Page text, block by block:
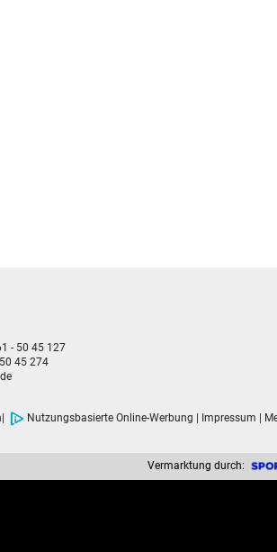
- 50 45 127
45 274
| Nutzungsbasierte Online-Werbung | Impressum |
Vermarktung durch: